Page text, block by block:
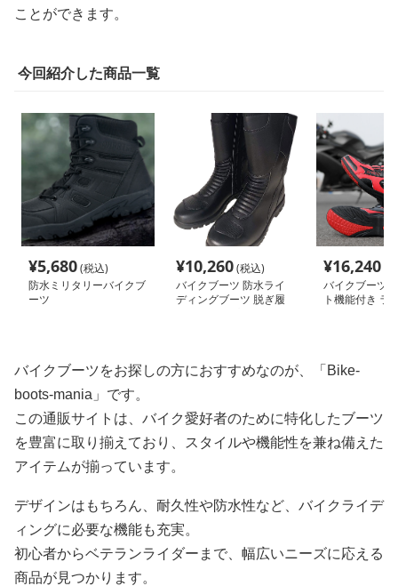
ことができます。
今回紹介した商品一覧
¥5,680(税込)
防水ミリタリーバイクブ
ーツ
¥10,260(税込)
バイクブーツ 防水ライ
ディングブーツ 脱ぎ履
¥16,240
バイクブーツ
ト機能付き ラ
バイクブーツをお探しの方におすすめなのが、「Bike-
boots-mania」です。
この通販サイトは、バイク愛好者のために特化したブーツ
を豊富に取り揃えており、スタイルや機能性を兼ね備えた
アイテムが揃っています。
デザインはもちろん、耐久性や防水性など、バイクライデ
ィングに必要な機能も充実。
初心者からベテランライダーまで、幅広いニーズに応える
商品が見つかります。